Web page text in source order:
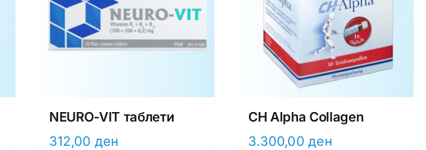
NEURO-VIT таблети
312,00 ден
CH Alpha Collagen
3.300,00ден